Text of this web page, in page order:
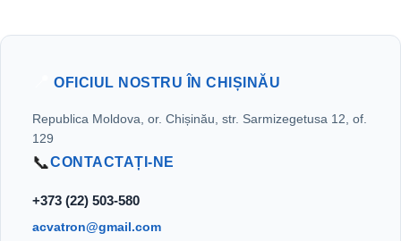
OFICIUL NOSTRU ÎN CHIȘINĂU
Republica Moldova, or. Chișinău, str. Sarmizegetusa 12, of.
129
📞CONTACTAȚI-NE
+373 (22) 503-580
acvatron@gmail.com